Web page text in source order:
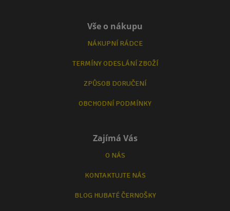
Vše o nákupu
NÁKUPNÍ RÁDCE
TERMÍNY ODESLÁNÍ ZBOŽÍ
ZPŮSOB DORUČENÍ
OBCHODNÍ PODMÍNKY
Zajímá Vás
O NÁS
KONTAKTUJTE NÁS
BLOG HUBATÉ ČERNOŠKY